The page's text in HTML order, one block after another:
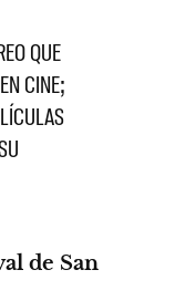
QUE
CINE;
de San